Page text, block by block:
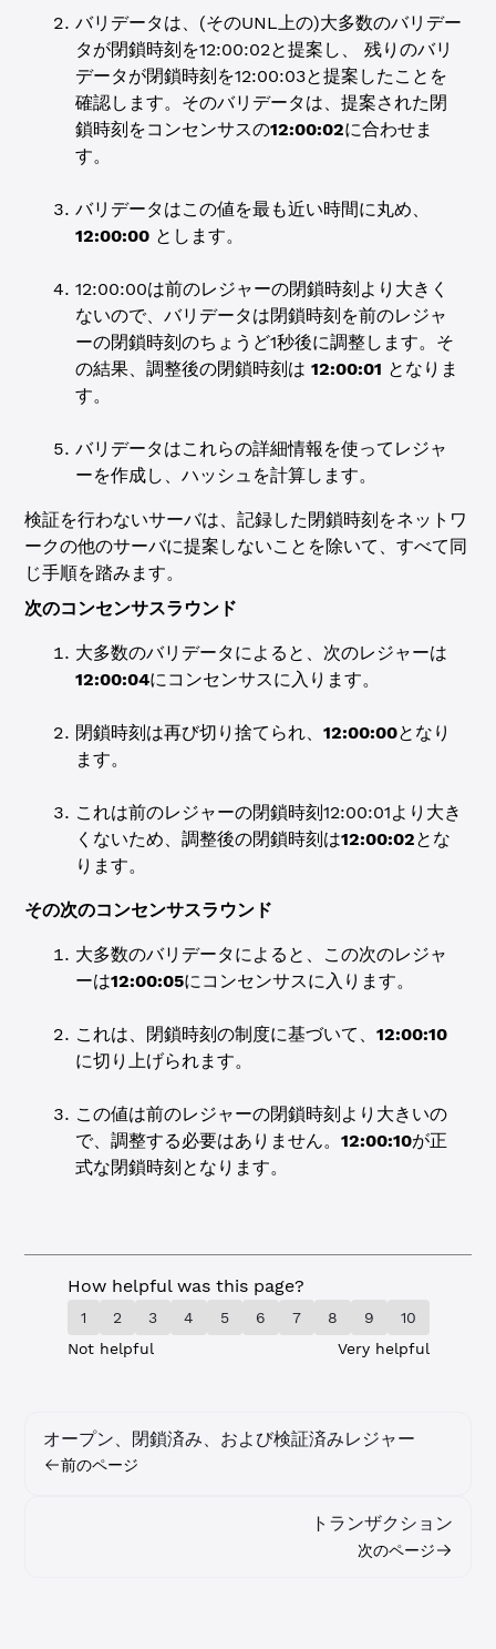
バリデータは、(そのUNL上の)大多数のバリデー
タが閉鎖時刻を12:00:02と提案し、 残りのバリ
データが閉鎖時刻を12:00:03と提案したことを
確認します。そのバリデータは、提案された閉
鎖時刻をコンセンサスの12:00:02に合わせま
す。
バリデータはこの値を最も近い時間に丸め、
12:00:00 とします。
12:00:00は前のレジャーの閉鎖時刻より大きく
ないので、バリデータは閉鎖時刻を前のレジャ
ーの閉鎖時刻のちょうど1秒後に調整します。そ
の結果、調整後の閉鎖時刻は12:00:01 となりま
す。
バリデータはこれらの詳細情報を使ってレジャ
ーを作成し、ハッシュを計算します。
検証を行わないサーバは、記録した閉鎖時刻をネットワ
ークの他のサーバに提案しないことを除いて、すべて同
じ手順を踏みます。
次のコンセンサスラウンド
大多数のバリデータによると、次のレジャーは
12:00:04にコンセンサスに入ります。
閉鎖時刻は再び切り捨てられ、12:00:00となり
ます。
これは前のレジャーの閉鎖時刻12:00:01より大き
くないため、調整後の閉鎖時刻は12:00:02とな
ります。
その次のコンセンサスラウンド
大多数のバリデータによると、この次のレジャ
ーは12:00:05にコンセンサスに入ります。
これは、閉鎖時刻の制度に基づいて、12:00:10
に切り上げられます。
この値は前のレジャーの閉鎖時刻より大きいの
で、調整する必要はありません。12:00:10が正
式な閉鎖時刻となります。
How helpful was this page?
1 2 3 4 5 6 7 8 9
10
Not helpful
Very helpful
オープン、閉鎖済み、および検証済みレジャー
前のページ
トランザクション
次のページ